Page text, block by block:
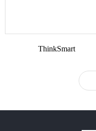
ThinkSmart